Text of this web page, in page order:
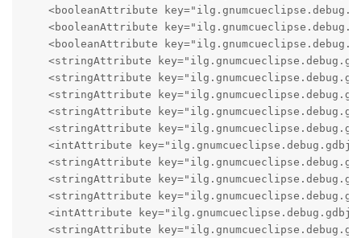
<booleanAttribute
<booleanAttribute
<booleanAttribute
<stringAttribute
<stringAttribute
<stringAttribute
<stringAttribute
<stringAttribute
<intAttribute
<stringAttribute
<stringAttribute
<stringAttribute
<intAttribute
<stringAttribute